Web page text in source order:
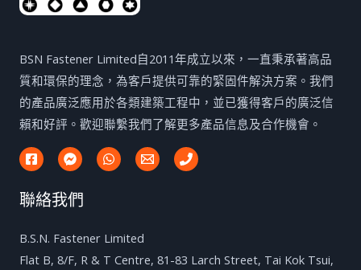
BSN Fastener Limited自2011年成立以來，一直秉承著高品
質和環保的理念，為客戶提供可靠的緊固件解決方案。我們
的產品廣泛應用於各類建築工程中，並已獲得客戶的廣泛信
賴和好評。歡迎聯繫我們了解更多產品信息及合作機會。
聯絡我們
B.S.N. Fastener Limited
Flat B, 8/F, R & T Centre, 81-83 Larch Street, Tai Kok Tsui,